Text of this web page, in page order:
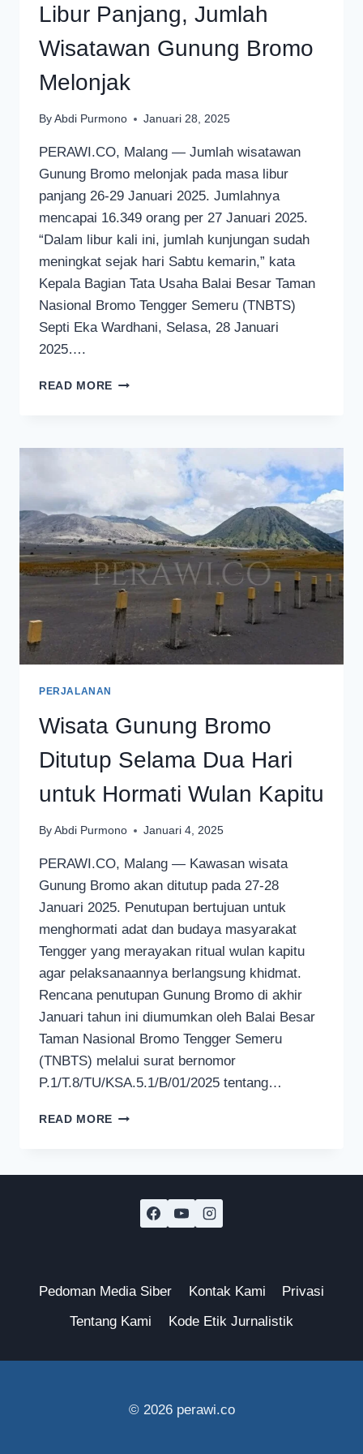
Libur Panjang, Jumlah
Wisatawan Gunung Bromo
Melonjak
By Abdi Purmono Januari 28, 2025
PERAWI.CO, Malang — Jumlah wisatawan
Gunung Bromo melonjak pada masa libur
panjang 26-29 Januari 2025. Jumlahnya
mencapai 16.349 orang per 27 Januari 2025.
“Dalam libur kali ini, jumlah kunjungan sudah
meningkat sejak hari Sabtu kemarin,” kata
Kepala Bagian Tata Usaha Balai Besar Taman
Nasional Bromo Tengger Semeru (TNBTS)
Septi Eka Wardhani, Selasa, 28 Januari
2025….
READ MORE LIBUR
GUNUNG
PERJALANAN
Wisata Gunung Bromo
Ditutup Selama Dua Hari
untuk Hormati Wulan Kapitu
By Abdi Purmono Januari 4, 2025
PERAWI.CO, Malang — Kawasan wisata
Gunung Bromo akan ditutup pada 27-28
Januari 2025. Penutupan bertujuan untuk
menghormati adat dan budaya masyarakat
Tengger yang merayakan ritual wulan kapitu
agar pelaksanaannya berlangsung khidmat.
Rencana penutupan Gunung Bromo di akhir
Januari tahun ini diumumkan oleh Balai Besar
Taman Nasional Bromo Tengger Semeru
(TNBTS) melalui surat bernomor
P.1/T.8/TU/KSA.5.1/B/01/2025 tentang…
READ MORE WISATA
KAPITU
Pedoman Media Siber Kontak Kami
Privasi
Tentang Kami
Kode Etik Jurnalistik
© 2026 perawi.co